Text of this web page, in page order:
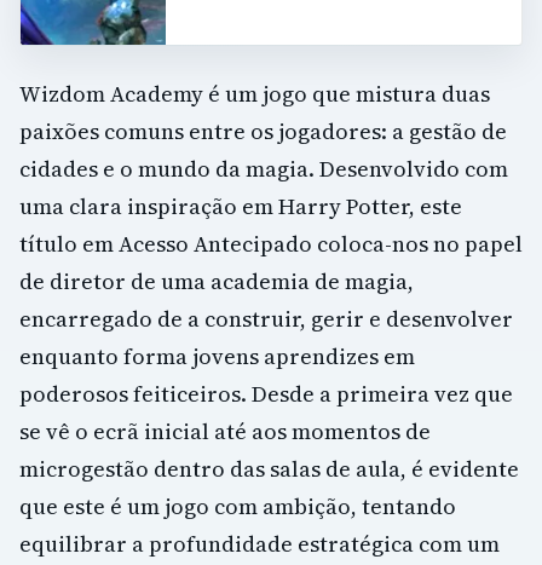
Wizdom Academy é um jogo que mistura duas
paixões comuns entre os jogadores: a gestão de
cidades e o mundo da magia. Desenvolvido com
uma clara inspiração em Harry Potter, este
título em Acesso Antecipado coloca-nos no papel
de diretor de uma academia de magia,
encarregado de a construir, gerir e desenvolver
enquanto forma jovens aprendizes em
poderosos feiticeiros. Desde a primeira vez que
se vê o ecrã inicial até aos momentos de
microgestão dentro das salas de aula, é evidente
que este é um jogo com ambição, tentando
equilibrar a profundidade estratégica com um